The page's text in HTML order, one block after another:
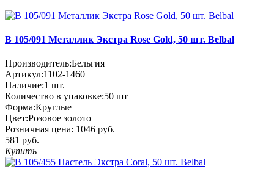
В 105/091 Металлик Экстра Rose Gold, 50 шт. Belbal
Производитель:Бельгия
Артикул:1102-1460
Наличие:1 шт.
Количество в упаковке:50 шт
Форма:Круглые
Цвет:Розовое золото
Розничная цена: 1046 руб.
581 руб.
Купить